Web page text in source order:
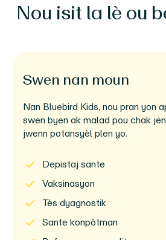
Nou isit la lè ou
Swen nan moun
Nan Bluebird Kids, nou pran yon
swen byen ak malad pou chak
jwenn potansyèl plen yo.
Depistaj sante
Vaksinasyon
Tès dyagnostik
Sante konpòtman